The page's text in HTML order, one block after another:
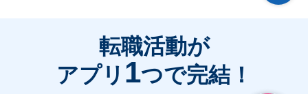
転職活動が
アプリ 1つで完結！